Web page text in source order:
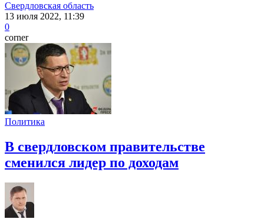
Свердловская область
13 июля 2022, 11:39
0
corner
Политика
В свердловском правительстве
сменился лидер по доходам